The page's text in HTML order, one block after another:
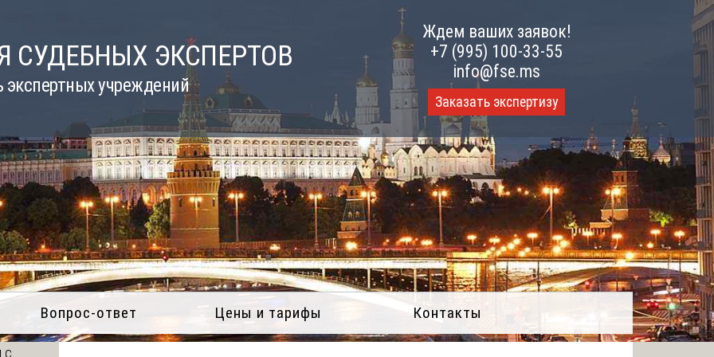
СУДЕБНЫХ ЭКСПЕРТОВ
экспертных учреждений
Ждем ваших заявок!
+7 (995) 100-33-55
info@fse.ms
Заказать экспертизу
Вопрос-ответ Цены и тарифы Контакты
с